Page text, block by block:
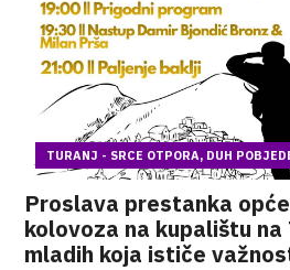
TURANJ - SRCE OTPORA, DUH
Proslava prestanka
kolovoza na kupalištu na
mladih koja ističe